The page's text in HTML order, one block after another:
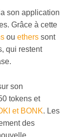
son application
Grâce à cette
ou ethers sont
qui restent
son
tokens et
et BONK. Les
des